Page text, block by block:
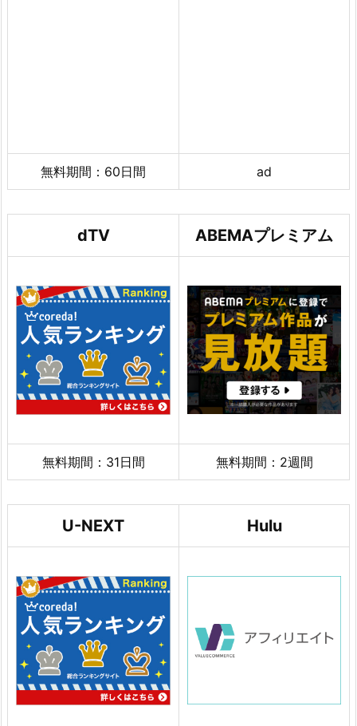
無料期間：60日間 ad
dTV ABEMAプレミアム
無料期間：31日間 無料期間：2週間
U-NEXT Hulu